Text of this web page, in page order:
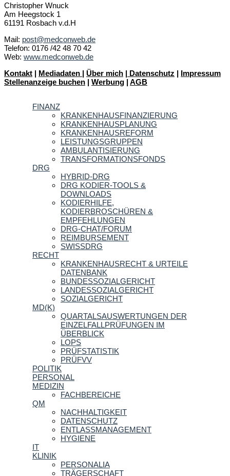
Christopher Wnuck
Am Heegstock 1
61191 Rosbach v.d.H
Mail: post@medconweb.de
Telefon: 0176 /42 48 70 42
Web: www.medconweb.de
Kontakt | Mediadaten | Über mich | Datenschutz | Impressum
Stellenanzeige buchen | Werbung | AGB
FINANZ
KRANKENHAUSFINANZIERUNG
KRANKENHAUSPLANUNG
KRANKENHAUSREFORM
LEISTUNGSGRUPPEN
AMBULANTISIERUNG
TRANSFORMATIONSFONDS
DRG
HYBRID-DRG
DRG KODIER-TOOLS &
DOWNLOADS
KODIERHILFE,
KODIERBROSCHÜREN &
EMPFEHLUNGEN
DRG-CHAT/FORUM
REIMBURSEMENT
SWISSDRG
RECHT
KRANKENHAUSRECHT & URTEILE
DATENBANK
BUNDESSOZIALGERICHT
LANDESSOZIALGERICHT
SOZIALGERICHT
MD(K)
QUARTALSAUSWERTUNGEN DER
EINZELFALLPRÜFUNGEN IM
ÜBERBLICK
LOPS
PRÜFSTATISTIK
PRÜFVV
POLITIK
PERSONAL
MEDIZIN
FACHBEREICHE
QM
NACHHALTIGKEIT
DATENSCHUTZ
ENTLASSMANAGEMENT
HYGIENE
IT
KLINIK
PERSONALIA
TRÄGERSCHAFT